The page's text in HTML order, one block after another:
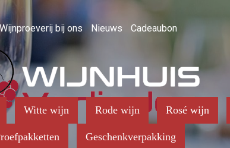
Wijnproeverij bij ons Nieuws Cadeaubon
Witte wijn Rode wijn Rosé wijn
Geschenkverpakking